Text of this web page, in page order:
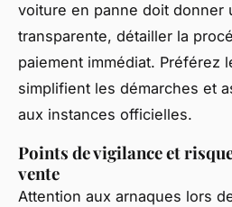
voiture en panne doit donner
transparente, détailler la
paiement immédiat. Préférez
simplifient les démarches et
aux instances officielles.
Points de vigilance et
vente
Attention aux arnaques lors